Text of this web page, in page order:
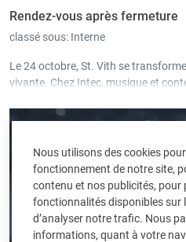
Nous utilisons des cookies
fonctionnement de notre site,
contenu et nos publicités, pour
fonctionnalités disponibles sur
d’analyser notre trafic. Nous
informations, quant à votre
Rendez-vous après fermeture
classé sous: Interne
Le 24 octobre, St. Vith se
vivante. Chez Intec, musique et